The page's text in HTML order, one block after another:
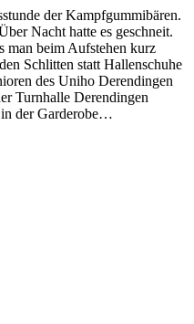
der Kampfgummibären.
Nacht hatte es geschneit.
man beim Aufstehen kurz
Schlitten statt Hallenschuhe
des Uniho Derendingen
Turnhalle Derendingen
der Garderobe…